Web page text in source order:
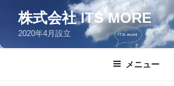
ン
株式会社 ITS MORE
2020年4月設立
メニュー